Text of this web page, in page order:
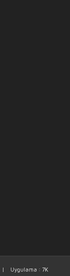
| Uygulama : 7K